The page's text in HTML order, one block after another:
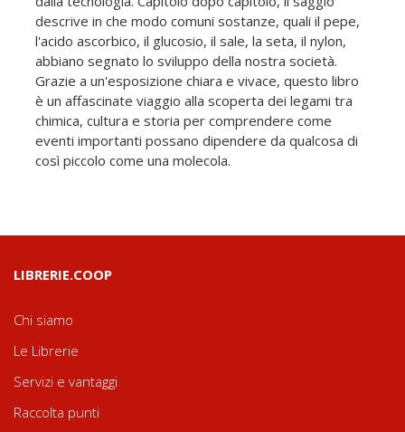
descrive in che modo comuni sostanze, quali il pepe,
l'acido ascorbico, il glucosio, il sale, la seta, il nylon,
abbiano segnato lo sviluppo della nostra società.
Grazie a un'esposizione chiara e vivace, questo libro
è un affascinate viaggio alla scoperta dei legami tra
chimica, cultura e storia per comprendere come
eventi importanti possano dipendere da qualcosa di
così piccolo come una molecola.
LIBRERIE.COOP
Chi siamo
Le Librerie
Servizi e vantaggi
Raccolta punti